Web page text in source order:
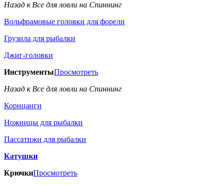
Назад к Все для ловли на Спиннинг
Вольфрамовые головки для форели
Грузила для рыбалки
Джиг-головки
ИнструментыПросмотреть
Назад к Все для ловли на Спиннинг
Корнцанги
Ножницы для рыбалки
Пассатижи для рыбалки
Катушки
КрючкиПросмотреть